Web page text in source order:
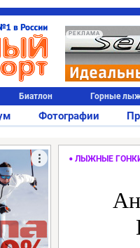
РЕКЛАМА
Биатлон Горные
Фотографии
ЛЫЖНЫЕ